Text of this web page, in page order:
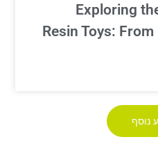
Exploring
Resin Toys:
נוסף